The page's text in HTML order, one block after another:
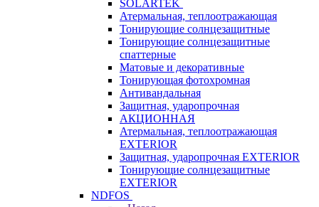
SOLARTEK
Атермальная, теплоотражающая
Тонирующие солнцезащитные
Тонирующие солнцезащитные
спаттерные
Матовые и декоративные
Тонирующая фотохромная
Антивандальная
Защитная, ударопрочная
АКЦИОННАЯ
Атермальная, теплоотражающая
EXTERIOR
Защитная, ударопрочная EXTERIOR
Тонирующие солнцезащитные
EXTERIOR
NDFOS